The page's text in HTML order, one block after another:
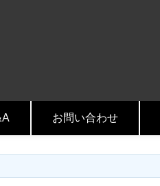
お問い合わせ